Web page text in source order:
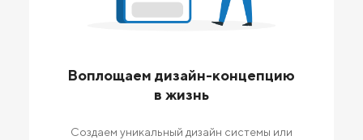
Воплощаем дизайн-концепцию
в жизнь
Создаем уникальный дизайн системы или